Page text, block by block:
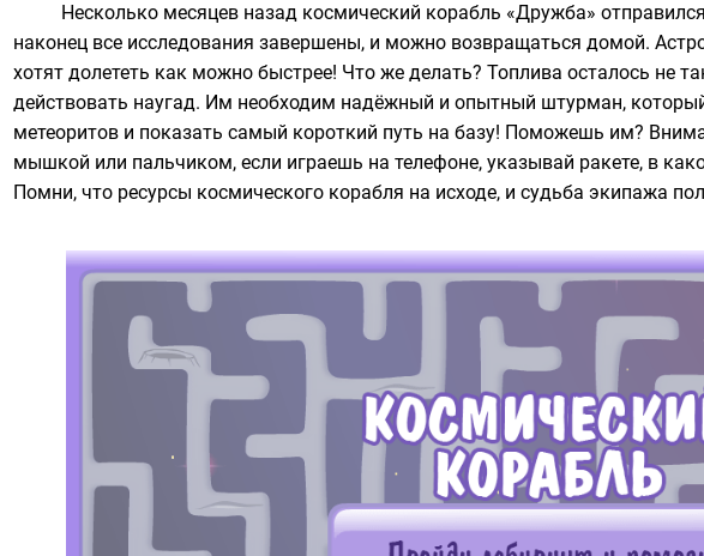
Несколько месяцев назад космический корабль «Дружба»
наконец все исследования завершены, и можно возвращаться домой.
хотят долететь как можно быстрее! Что же делать? Топлива осталось не
действовать наугад. Им необходим надёжный и опытный штурман,
метеоритов и показать самый короткий путь на базу! Поможешь им?
мышкой или пальчиком, если играешь на телефоне, указывай ракете, в
Помни, что ресурсы космического корабля на исходе, и судьба экипажа